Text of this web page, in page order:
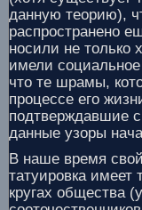
данную теорию),
распространено
носили не только
имели
что те шрамы,
процессе его
подтверждавшие
данные узоры
В наше время
татуировка имеет
кругах общества